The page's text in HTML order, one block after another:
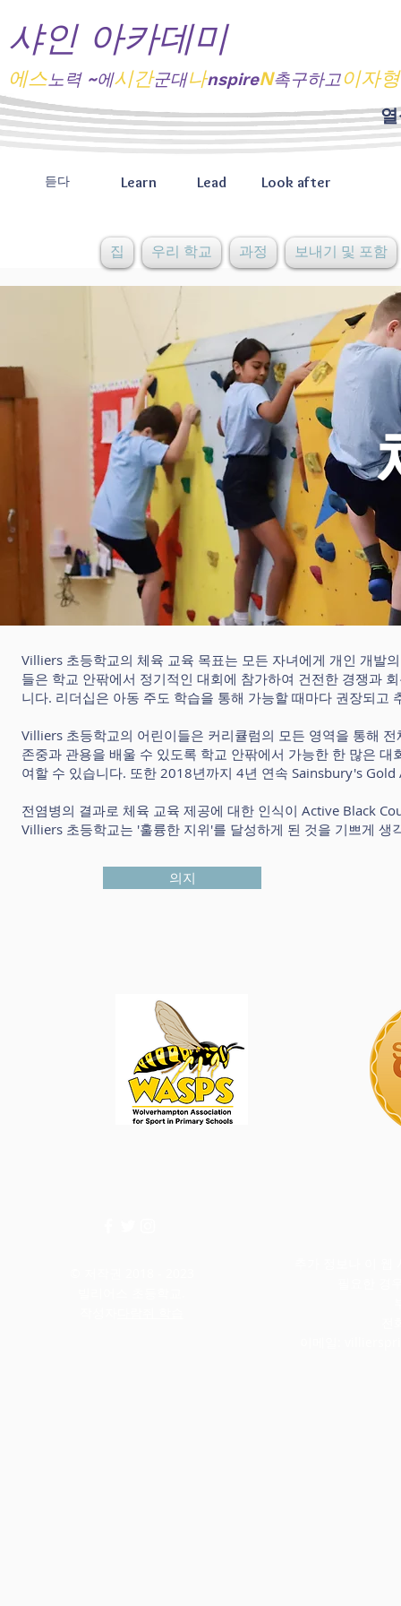
샤인 아카데미
에스노력 ~에시간군대나nspireN촉구하고이자형
듣다 Learn Lead Look after
집 우리 학교 과정 보내기 및 포함
Villiers 초등학교의 체육 교육 목표는 모든 자녀에게 개인 개발
들은 학교 안팎에서 정기적인 대회에 참가하여 건전한 경쟁과
니다. 리더십은 아동 주도 학습을 통해 가능할 때마다 권장되고
Villiers 초등학교의 어린이들은 커리큘럼의 모든 영역을 통해
존중과 관용을 배울 수 있도록 학교 안팎에서 가능한 한 많은
여할 수 있습니다. 또한 2018년까지 4년 연속 Sainsbury's
전염병의 결과로 체육 교육 제공에 대한 인식이 Active Black
Villiers 초등학교는 '훌륭한 지위'를 달성하게 된 것을 기쁘게 생
의지